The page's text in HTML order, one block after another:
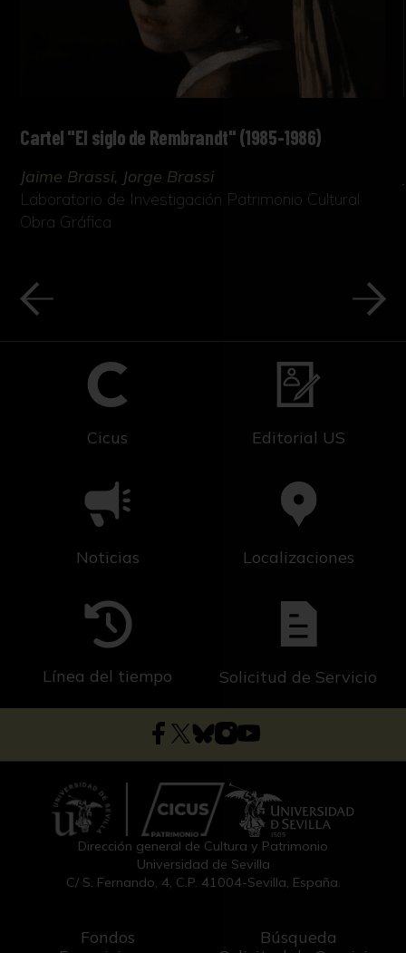
Cartel "El siglo de Rembrandt" (1985-1986)
Jaime Brassi, Jorge Brassi
Laboratorio de Investigación Patrimonio Cultural
Obra Gráfica
Cicus Editorial US
Noticias Localizaciones
Línea del tiempo Solicitud de Servicio
Dirección general de Cultura y Patrimonio
Universidad de Sevilla
C/ S. Fernando, 4, C.P. 41004-Sevilla, España.
Fondos
Búsqueda